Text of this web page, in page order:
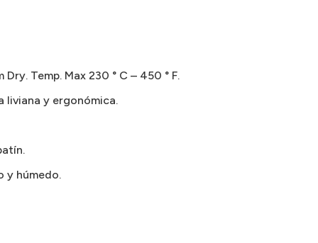
Temp. Max 230 ° C – 450 ° F.
liviana y ergonómica.
y húmedo.